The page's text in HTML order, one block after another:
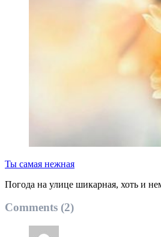
Ты самая нежная
Погода на улице шикарная, хоть и
Comments (2)